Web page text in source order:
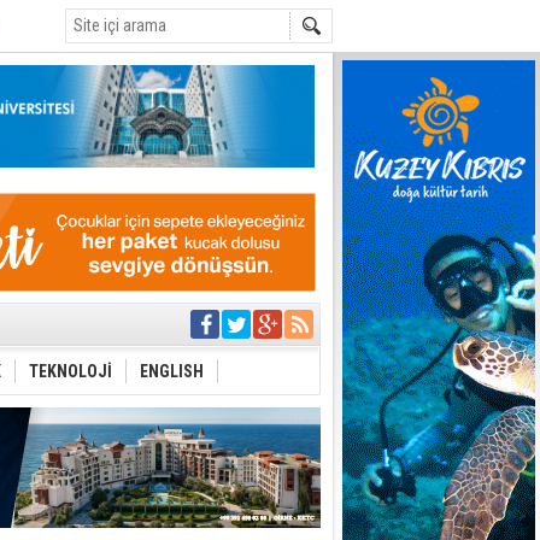
arasında
Yasası
TEKNOLOJİ ENGLISH